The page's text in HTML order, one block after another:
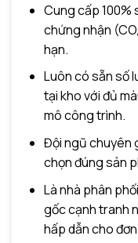
Cung cấp 100%
chứng nhận
hạn.
Luôn có sẵn số
tại kho với đủ
mô công trình.
Đội ngũ chuyên
chọn đúng sản
Là nhà phân
gốc cạnh tranh
hấp dẫn cho